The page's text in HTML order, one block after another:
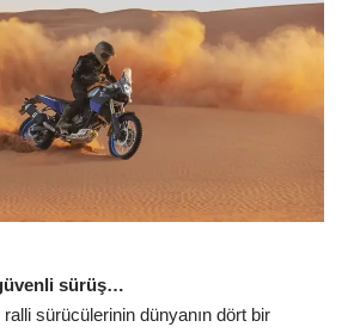
sürüş…
sürücülerinin dünyanın dört bir